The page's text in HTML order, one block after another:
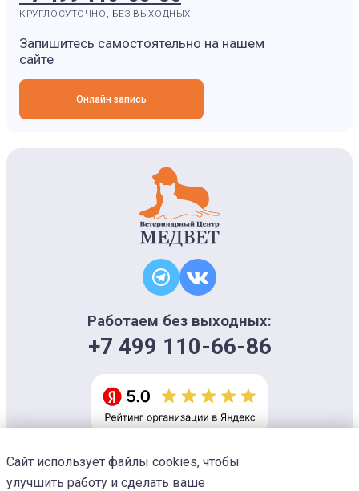
КРУГЛОСУТОЧНО, БЕЗ ВЫХОДНЫХ
Запишитесь самостоятельно на нашем
сайте
Онлайн запись
Работаем без выходных:
+7 499 110-66-86
Информация на сайте носит ознакомительный характер и не является
офертой, не может использоваться для постановки диагноза и плана
лечения
Сайт использует файлы cookies, чтобы
улучшить работу и сделать ваше